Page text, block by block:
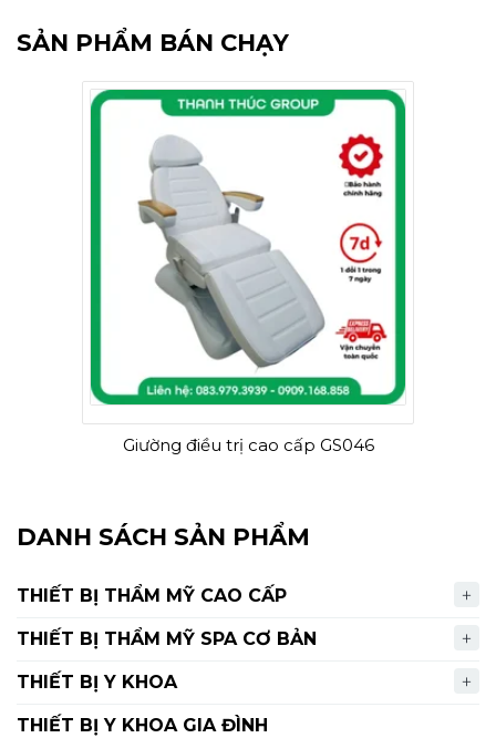
SẢN PHẨM BÁN CHẠY
Giường điều trị cao cấp GS046
DANH SÁCH SẢN PHẨM
THIẾT BỊ THẨM MỸ CAO CẤP
THIẾT BỊ THẨM MỸ SPA CƠ BẢN
THIẾT BỊ Y KHOA
THIẾT BỊ Y KHOA GIA ĐÌNH